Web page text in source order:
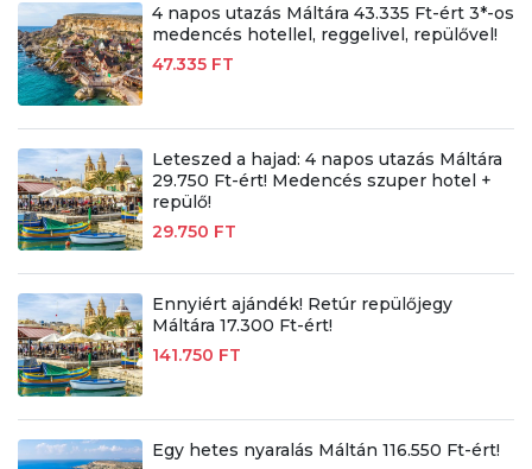
4 napos utazás Máltára 43.335 Ft-ért 3*-os
medencés hotellel, reggelivel, repülővel!
47.335 FT
Leteszed a hajad: 4 napos utazás Máltára
29.750 Ft-ért! Medencés szuper hotel +
repülő!
29.750 FT
Ennyiért ajándék! Retúr repülőjegy
Máltára 17.300 Ft-ért!
141.750 FT
Egy hetes nyaralás Máltán 116.550 Ft-ért!